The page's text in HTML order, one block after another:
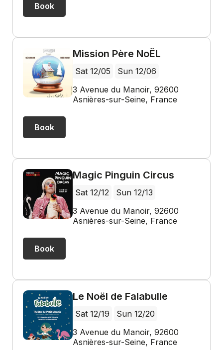
Book
Mission Père NoËL
Sat 12/05
Sun 12/06
3 Avenue du Manoir, 92600
Asnières-sur-Seine, France
Book
Magic Pinguin Circus
Sat 12/12
Sun 12/13
3 Avenue du Manoir, 92600
Asnières-sur-Seine, France
Book
Le Noël de Falabulle
Sat 12/19
Sun 12/20
3 Avenue du Manoir, 92600
Asnières-sur-Seine, France